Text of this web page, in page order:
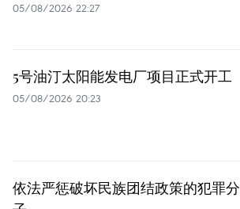
05/08/2026 22:27
5号油汀太阳能发电厂项目正式开工
05/08/2026 20:23
依法严惩破坏民族团结政策的犯罪分